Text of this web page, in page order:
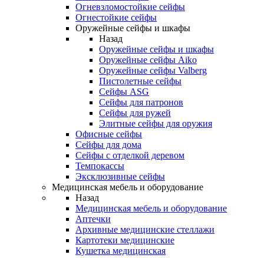
Огневзломостойкие сейфы
Огнестойкие сейфы
Оружейные сейфы и шкафы
Назад
Оружейные сейфы и шкафы
Оружейные сейфы Aiko
Оружейные сейфы Valberg
Пистолетные сейфы
Сейфы ASG
Сейфы для патронов
Сейфы для ружей
Элитные сейфы для оружия
Офисные сейфы
Сейфы для дома
Сейфы с отделкой деревом
Темпокассы
Эксклюзивные сейфы
Медицинская мебель и оборудование
Назад
Медицинская мебель и оборудование
Аптечки
Архивные медицинские стеллажи
Картотеки медицинские
Кушетка медицинская